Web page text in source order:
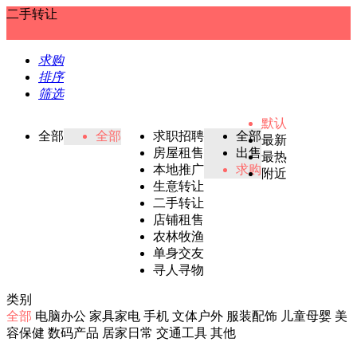
二手转让
求购
排序
筛选
全部 全部
求职招聘
房屋租售
本地推广
生意转让
二手转让
店铺租售
农林牧渔
单身交友
寻人寻物
全部
出售
求购
默认
最新
最热
附近
类别
全部 电脑办公 家具家电 手机 文体户外 服装配饰 儿童母婴 美
容保健 数码产品 居家日常 交通工具 其他